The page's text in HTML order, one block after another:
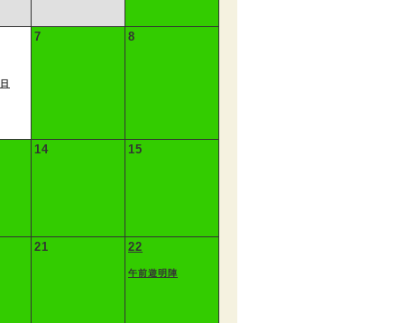
7 8
14 15
21 22
午前遊明陣